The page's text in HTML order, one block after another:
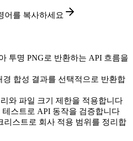
어를 복사하세요
투명 PNG로 반환하는 API 흐름을
경 합성 결과를 선택적으로 반환합
와 파일 크기 제한을 적용합니다
스트로 API 동작을 검증합니다
리스트로 회사 적용 범위를 정리합